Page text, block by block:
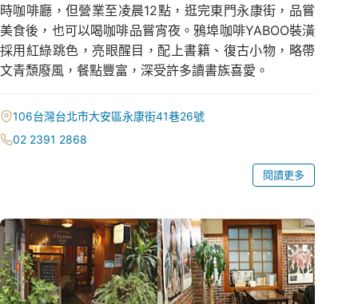
時咖啡廳，但營業至凌晨12點，逛完東門永康街，品嘗
美食後，也可以喝咖啡品嘗宵夜。鴉埠咖啡YABOO裝潢
採用紅綠跳色，亮眼醒目，配上書籍、復古小物，略帶
文青頹廢風，餐點豐富，深受許多讀書族喜愛。
106台灣台北市大安區永康街41巷26號
02 2391 2868
閱讀更多